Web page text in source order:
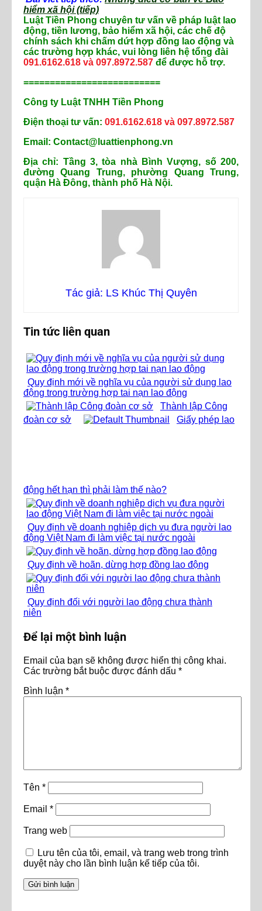
hiểm xã hội (tiếp)
Luật Tiền Phong chuyên tư vấn về pháp luật lao
động, tiền lương, bảo hiểm xã hội, các chế độ
chính sách khi chấm dứt hợp đồng lao động và
các trường hợp khác, vui lòng liên hệ tổng đài
091.6162.618 và 097.8972.587 để được hỗ trợ.
==========================
Công ty Luật TNHH Tiền Phong
Điện thoại tư vấn: 091.6162.618 và 097.8972.587
Email: Contact@luattienphong.vn
Địa chỉ: Tầng 3, tòa nhà Bình Vượng, số 200,
đường Quang Trung, phường Quang Trung,
quận Hà Đông, thành phố Hà Nội.
Tác giả: LS Khúc Thị Quyên
Tin tức liên quan
Quy định mới về nghĩa vụ của người sử dụng lao
động trong trường hợp tai nạn lao động
Thành lập Công
đoàn cơ sở
Giấy phép lao
động hết hạn thì phải làm thế nào?
Quy định về doanh nghiệp dịch vụ đưa người lao
động Việt Nam đi làm việc tại nước ngoài
Quy định về hoãn, dừng hợp đồng lao động
Quy định đối với người lao động chưa thành
niên
Để lại một bình luận
Email của bạn sẽ không được hiển thị công khai.
Các trường bắt buộc được đánh dấu *
Bình luận *
Tên *
Email *
Trang web
Lưu tên của tôi, email, và trang web trong trình
duyệt này cho lần bình luận kế tiếp của tôi.